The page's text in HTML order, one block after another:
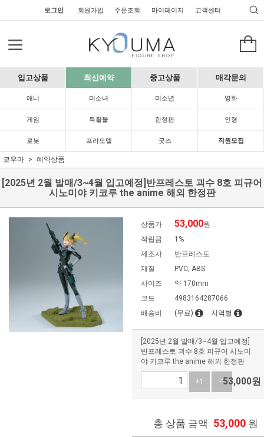
로그인 회원가입 주문조회 마이페이지 고객센터
입고상품 최신예약 중고상품 매각문의
애니 미소녀 미소년 영화
게임 특촬물 한정판 인형
로봇 프라모델 굿즈 직원모집
쿄우마 예약상품
[2025년 2월 발매/3~4월 입고예정]반프레스토 괴수 8호 피규어
시노미야 키코루 the anime 해외 한정판
상품가 53,000원
적립금
1%
제조사
반프레스토
재질
PVC, ABS
사이즈
약 170mm
코드
4983164287066
배송비
(무료) 지역별
[2025년 2월 발매/3~4월 입고예정]
반프레스토 괴수 8호 피규어 시노미
야 키코루 the anime 해외 한정판
+1 -153,000원
총 상품 금액 53,000 원